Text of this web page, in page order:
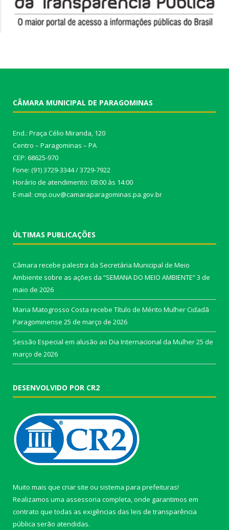
CÂMARA MUNICIPAL DE PARAGOMINAS
End.: Praça Célio Miranda, 120
Centro – Paragominas – PA
CEP: 68625-970
Fone: (91) 3729-3344 / 3729-7922
Horário de atendimento: 08:00 às 14:00
E-mail: cmp.ouv@camaraparagominas.pa.gov.br
ÚLTIMAS PUBLICAÇÕES
Câmara recebe palestra da Secretária Municipal de Meio
Ambiente sobre as ações da “SEMANA DO MEIO AMBIENTE”3 de
maio de 2026
Maria Matogrosso Costa recebe Título de Mérito Mulher Cidadã
Paragominense 25 de março de 2026
Sessão Especial em alusão ao Dia Internacional da Mulher25 de
março de 2026
DESENVOLVIDO POR CR2
Muito mais que criar site ou sistema para prefeituras!
Realizamos uma assessoria completa, onde garantimos em
contrato que todas as exigências das leis de transparência
pública serão atendidas.